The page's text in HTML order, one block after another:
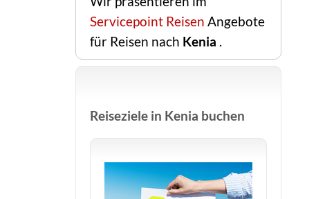
Servicepoint Reisen Angebote
für Reisen nach Kenia .
Reiseziele in Kenia buchen